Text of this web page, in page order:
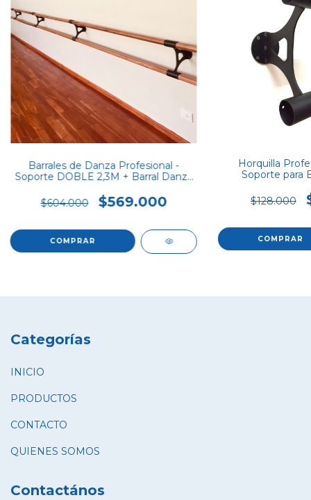
Barrales de Danza Profesional -
Soporte DOBLE 2,3M + Barral Danza
$604.000
$569.000
COMPRAR
Horquilla
Soporte para
$128.000
COMPRAR
Categorías
INICIO
PRODUCTOS
CONTACTO
QUIENES SOMOS
Contactános